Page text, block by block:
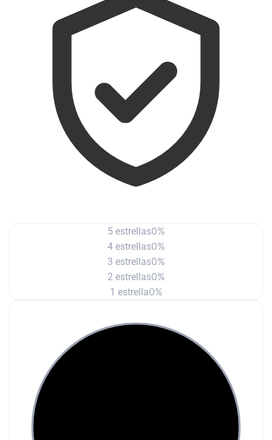
5 estrellas0%
4 estrellas0%
3 estrellas0%
2 estrellas0%
1 estrella0%